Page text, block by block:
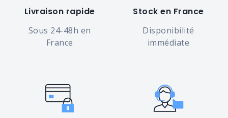
Livraison rapide
Sous 24-48h en
France
Stock en France
Disponibilité
immédiate